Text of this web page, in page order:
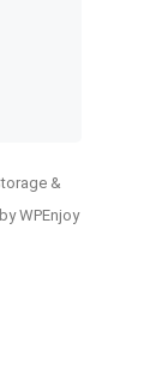
&
byWPEnjoy